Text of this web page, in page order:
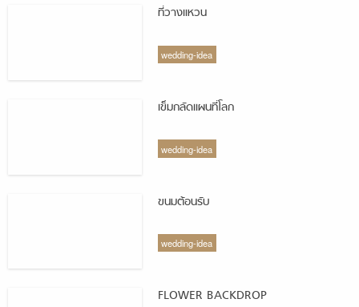
ที่วางแหวน
wedding-idea
เข็มกลัดแผนที่โลก
wedding-idea
ขนมต้อนรับ
wedding-idea
FLOWER BACKDROP